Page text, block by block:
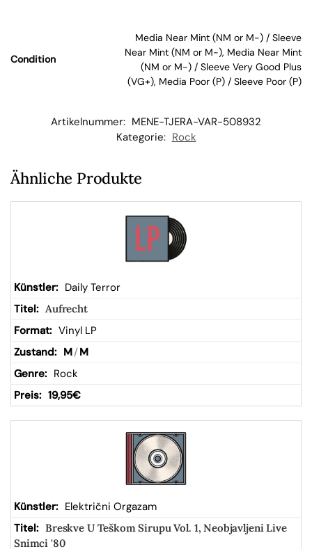
Condition
Media Near Mint (NM or M-) / Sleeve
Near Mint (NM or M-), Media Near Mint
(NM or M-) / Sleeve Very Good Plus
(VG+), Media Poor (P) / Sleeve Poor (P)
Artikelnummer: MENE-TJERA-VAR-508932
Kategorie: Rock
Ähnliche Produkte
Daily Terror
Aufrecht
Vinyl LP
M/ M
Rock
19,95€
Električni Orgazam
Breskve U Teškom Sirupu Vol. 1, Neobjavljeni Live
Snimci '80